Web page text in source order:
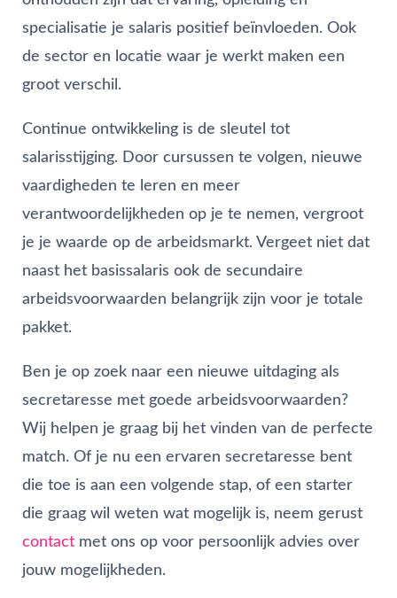
specialisatie je salaris positief beïnvloeden. Ook
de sector en locatie waar je werkt maken een
groot verschil.
Continue ontwikkeling is de sleutel tot
salarisstijging. Door cursussen te volgen, nieuwe
vaardigheden te leren en meer
verantwoordelijkheden op je te nemen, vergroot
je je waarde op de arbeidsmarkt. Vergeet niet dat
naast het basissalaris ook de secundaire
arbeidsvoorwaarden belangrijk zijn voor je totale
pakket.
Ben je op zoek naar een nieuwe uitdaging als
secretaresse met goede arbeidsvoorwaarden?
Wij helpen je graag bij het vinden van de perfecte
match. Of je nu een ervaren secretaresse bent
die toe is aan een volgende stap, of een starter
die graag wil weten wat mogelijk is, neem gerust
contact met ons op voor persoonlijk advies over
jouw mogelijkheden.